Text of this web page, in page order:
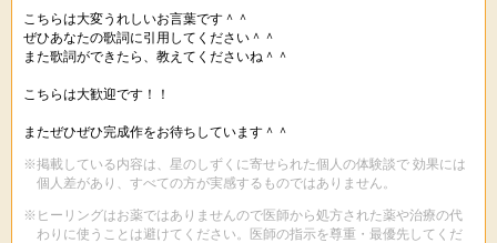
こちらは大変うれしいお言葉です＾＾
ぜひあなたの歌詞に引用してください＾＾
また歌詞ができたら、教えてくださいね＾＾
こちらは大歓迎です！！
またぜひぜひ完成作をお待ちしています＾＾
※掲載している内容は、星のしずくに寄せられた個人の体験談で 効果には
個人差があり、すべての方が実感するものではありません。
※ヒーリングはお薬ではありませんので医師から処方された薬や治療の代
わりに使うことは避けてください。医師の指示を尊重・最優先してくだ